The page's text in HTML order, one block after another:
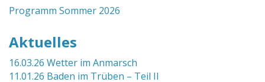
Programm Sommer 2026
Aktuelles
16.03.26 Wetter im Anmarsch
11.01.26 Baden im Trüben – Teil II